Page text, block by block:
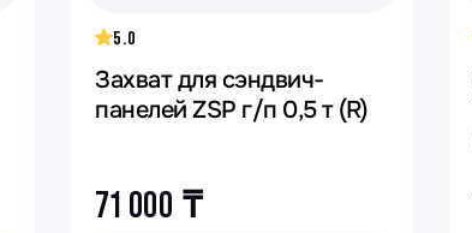
5.0
Захват для сэндвич-
панелей ZSP г/п 0,5 т (R)
71 000 ₸